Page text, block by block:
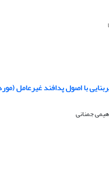
با اصول پدافند غیرعامل
جمنانی